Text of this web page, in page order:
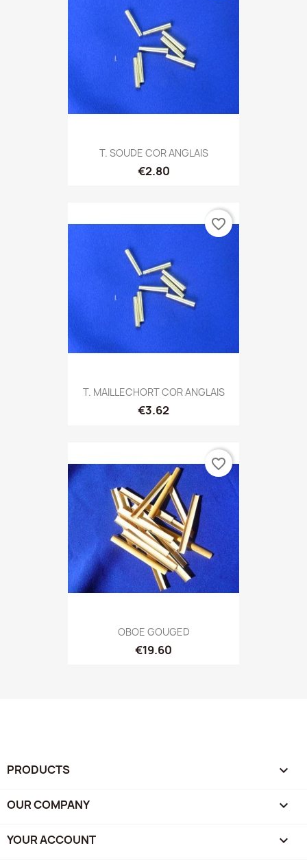
T. SOUDE COR ANGLAIS
€2.80
T. MAILLECHORT COR ANGLAIS
€3.62
favorite_border
OBOE GOUGED
€19.60
favorite_border
PRODUCTS 
OUR COMPANY 
YOUR ACCOUNT 